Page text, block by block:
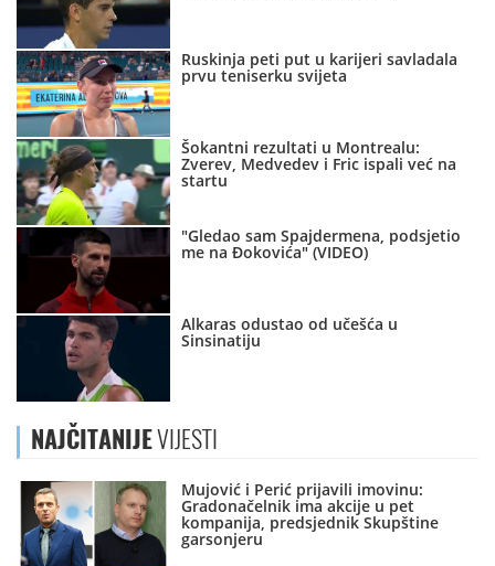
Ruskinja peti put u karijeri savladala
prvu teniserku svijeta
Šokantni rezultati u Montrealu:
Zverev, Medvedev i Fric ispali već na
startu
"Gledao sam Spajdermena, podsjetio
me na Đokovića" (VIDEO)
Alkaras odustao od učešća u
Sinsinatiju
NAJČITANIJEVIJESTI
Mujović i Perić prijavili imovinu:
Gradonačelnik ima akcije u pet
kompanija, predsjednik Skupštine
garsonjeru